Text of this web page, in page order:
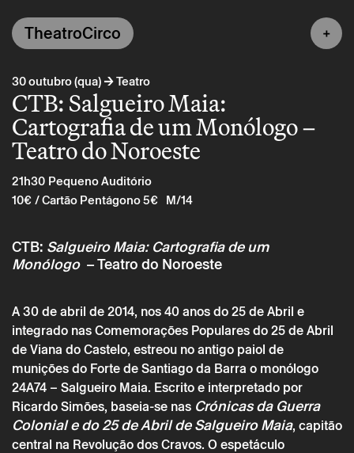
30 outubro (qua)→Teatro
CTB: Salgueiro Maia:
Cartografia de um Monólogo –
Teatro do Noroeste
21h30 Pequeno Auditório
10€/ Cartão Pentágono 5€ M/14
CTB: Salgueiro Maia: Cartografia de um
Monólogo – Teatro do Noroeste
A 30 de abril de 2014, nos 40 anos do 25 de Abril e
integrado nas Comemorações Populares do 25 de Abril
de Viana do Castelo, estreou no antigo paiol de
munições do Forte de Santiago da Barra o monólogo
24A74 – Salgueiro Maia. Escrito e interpretado por
Ricardo Simões, baseia-se nas Crónicas da Guerra
Colonial e do 25 de Abril de Salgueiro Maia, capitão
central na Revolução dos Cravos. O espetáculo
TheatroCirco